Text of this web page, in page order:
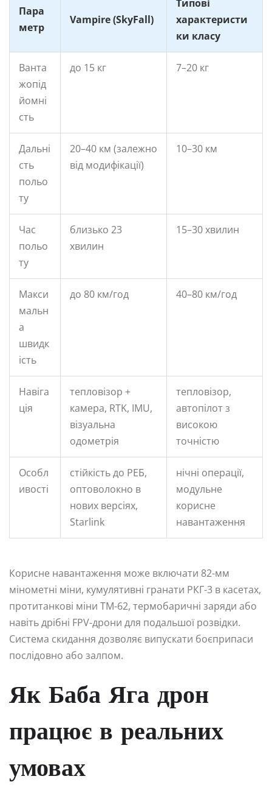
Пара
метр
Vampire (SkyFall)
Типові
характеристи
ки класу
Ванта
жопід
йомні
сть
до 15 кг 7–20 кг
Дальні
сть
польо
ту
20–40 км (залежно
від модифікації)
10–30 км
Час
польо
ту
близько 23
хвилин
15–30 хвилин
Макси
мальн
а
швидк
ість
до 80 км/год 40–80 км/год
Навіга
ція
тепловізор +
камера, RTK, IMU,
візуальна
одометрія
тепловізор,
автопілот з
високою
точністю
Особл
ивості
стійкість до РЕБ,
оптоволокно в
нових версіях,
Starlink
нічні операції,
модульне
корисне
навантаження
Корисне навантаження може включати 82-мм
мінометні міни, кумулятивні гранати РКГ-3 в касетах,
протитанкові міни ТМ-62, термобаричні заряди або
навіть дрібні FPV-дрони для подальшої розвідки.
Система скидання дозволяє випускати боєприпаси
послідовно або залпом.
Як Баба Яга дрон
працює в реальних
умовах